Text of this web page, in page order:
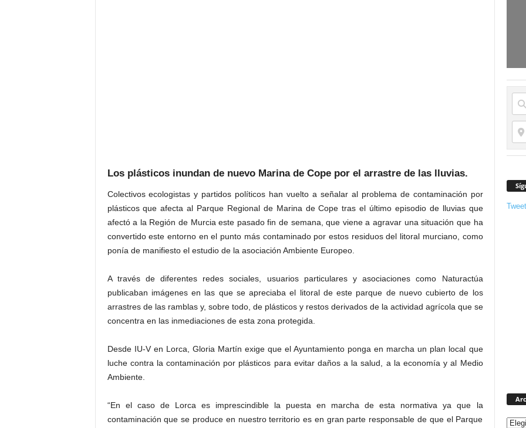
Los plásticos inundan de nuevo Marina de Cope por el arrastre de las lluvias.
Colectivos ecologistas y partidos políticos han vuelto a señalar al problema de contaminación por
plásticos que afecta al Parque Regional de Marina de Cope tras el último episodio de lluvias que
afectó a la Región de Murcia este pasado fin de semana, que viene a agravar una situación que ha
convertido este entorno en el punto más contaminado por estos residuos del litoral murciano, como
ponía de manifiesto el estudio de la asociación Ambiente Europeo.
A través de diferentes redes sociales, usuarios particulares y asociaciones como Naturactúa
publicaban imágenes en las que se apreciaba el litoral de este parque de nuevo cubierto de los
arrastres de las ramblas y, sobre todo, de plásticos y restos derivados de la actividad agrícola que se
concentra en las inmediaciones de esta zona protegida.
Desde IU-V en Lorca, Gloria Martín exige que el Ayuntamiento ponga en marcha un plan local que
luche contra la contaminación por plásticos para evitar daños a la salud, a la economía y al Medio
Ambiente.
“En el caso de Lorca es imprescindible la puesta en marcha de esta normativa ya que la
contaminación que se produce en nuestro territorio es en gran parte responsable de que el Parque